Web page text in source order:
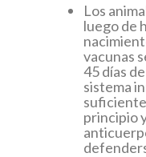
Los
luego de
vacunas
45 días
sistema
principio